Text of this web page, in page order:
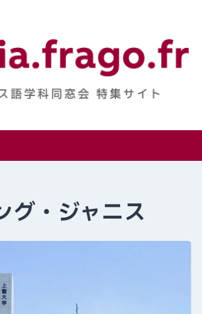
フランス語学
グ・ジャニス